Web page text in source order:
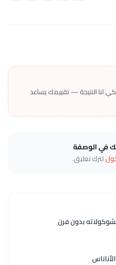
لنا النتيجة — تقييمك يساعد
في الوصفة
لترك تعليق.
بدون فرن